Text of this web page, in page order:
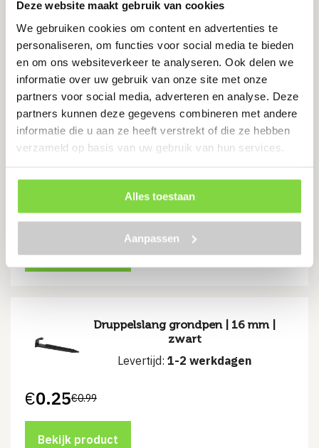
Deze website maakt gebruik van cookies
We gebruiken cookies om content en advertenties te
personaliseren, om functies voor social media te bieden
en om ons websiteverkeer te analyseren. Ook delen we
informatie over uw gebruik van onze site met onze
partners voor social media, adverteren en analyse. Deze
partners kunnen deze gegevens combineren met andere
informatie die u aan ze heeft verstrekt of die ze hebben
verzameld op basis van uw gebruik van hun services.
Alles toestaan
Aanpassen
€22.57
Bekijk product
Ponstang voor pe slang, diam. 16,
20, 25 en 32 mm, ponsdiameter
Levertijd:7 werkdagen
€52.11
Bekijk product
Druppelslang grondpen | 16 mm |
zwart
Levertijd: 1-2 werkdagen
€0.99
Oorspronkelijke
was:
€0.99.
€0.25
Huidige
is:
€0.25.
Bekijk product